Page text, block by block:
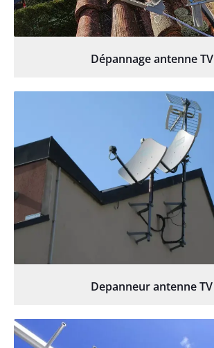
Dépannage antenne TV
Depanneur antenne TV